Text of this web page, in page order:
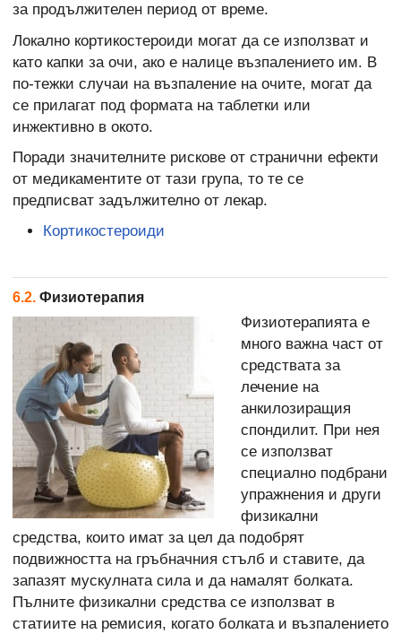
за продължителен период от време.
Локално кортикостероиди могат да се използват и
като капки за очи, ако е налице възпалението им. В
по-тежки случаи на възпаление на очите, могат да
се прилагат под формата на таблетки или
инжективно в окото.
Поради значителните рискове от странични ефекти
от медикаментите от тази група, то те се
предписват задължително от лекар.
Кортикостероиди
6.2. Физиотерапия
Физиотерапията е
много важна част от
средствата за
лечение на
анкилозиращия
спондилит. При нея
се използват
специално подбрани
упражнения и други
физикални
средства, които имат за цел да подобрят
подвижността на гръбначния стълб и ставите, да
запазят мускулната сила и да намалят болката.
Пълните физикални средства се използват в
статиите на ремисия, когато болката и възпалението